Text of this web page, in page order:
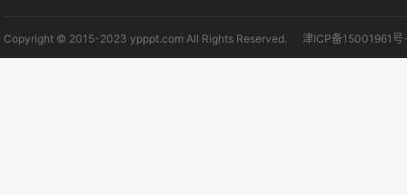
Copyright © 2015-2023 ypppt.com All Rights Reserved. 津ICP备15001961号